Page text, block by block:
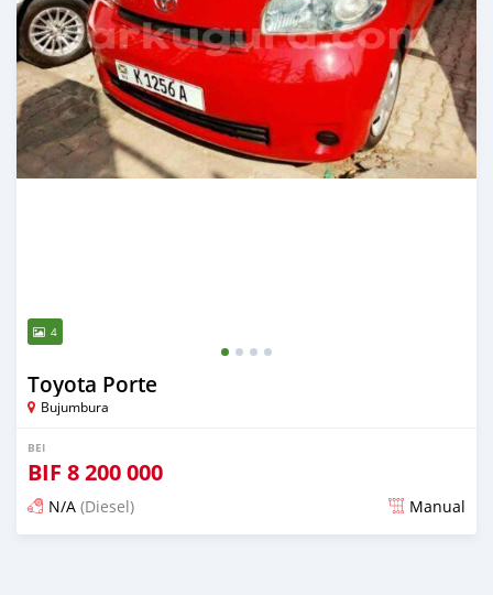
4
Toyota Porte
Bujumbura
BEI
BIF 8 200 000
N/A (Diesel) Manual